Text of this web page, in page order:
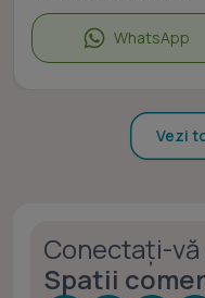
WhatsApp
Vezi
Conectați-vă
Spatii